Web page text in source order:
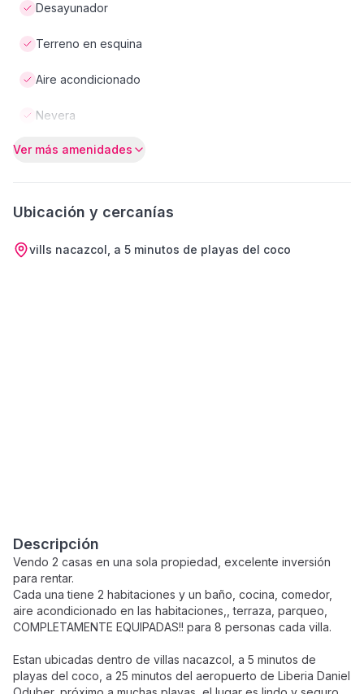
Desayunador
Terreno en esquina
Aire acondicionado
Nevera
Ver más amenidades
Ubicación y cercanías
vills nacazcol, a 5 minutos de playas del coco
Descripción
Vendo 2 casas en una sola propiedad, excelente inversión
para rentar.
Cada una tiene 2 habitaciones y un baño, cocina, comedor,
aire acondicionado en las habitaciones,, terraza, parqueo,
COMPLETAMENTE EQUIPADAS!! para 8 personas cada villa.
Estan ubicadas dentro de villas nacazcol, a 5 minutos de
playas del coco, a 25 minutos del aeropuerto de Liberia Daniel